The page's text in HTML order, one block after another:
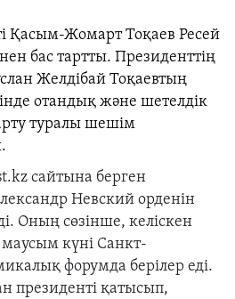
Қасым-Жомарт Тоқаев Ресей
бас тартты. Президенттің
Желдібай Тоқаевтың
отандық және шетелдік
туралы шешім
сайтына берген
Невский орденін
Оның сөзінше, келіскен
маусым күні Санкт-
форумда берілер еді.
президенті қатысып,